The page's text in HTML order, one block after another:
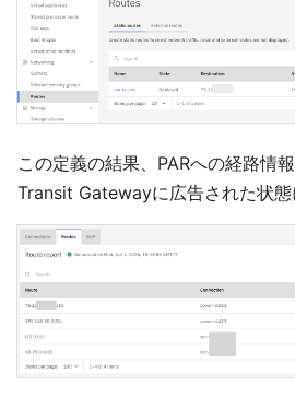
この定義の結果、PARへの経路情
Transit Gatewayに広告された状態